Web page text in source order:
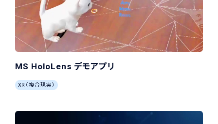
MS HoloLens デモアプリ
XR（複合現実）